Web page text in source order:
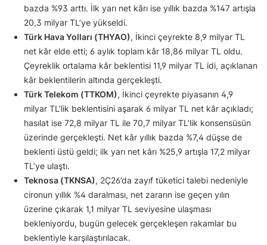
bazda %93 arttı. İlk yarı net kârı ise yıllık bazda %147 artışla
20,3 milyar TL’ye yükseldi.
Türk Hava Yolları (THYAO), İkinci çeyrekte 8,9 milyar TL
net kâr elde etti; 6 aylık toplam kâr 18,86 milyar TL oldu.
Çeyreklik ortalama kâr beklentisi 11,9 milyar TL idi, açıklanan
kâr beklentilerin altında gerçekleşti.
Türk Telekom (TTKOM), İkinci çeyrekte piyasanın 4,9
milyar TL’lik beklentisini aşarak 6 milyar TL net kâr açıkladı;
hasılat ise 72,8 milyar TL ile 70,7 milyar TL’lik konsensüsün
üzerinde gerçekleşti. Net kâr yıllık bazda %7,4 düşse de
beklenti üstü geldi; ilk yarı net kârı %25,9 artışla 17,2 milyar
TL’ye ulaştı.
Teknosa (TKNSA), 2Ç26’da zayıf tüketici talebi nedeniyle
cironun yıllık %4 daralması, net zararın ise geçen yılın
üzerine çıkarak 1,1 milyar TL seviyesine ulaşması
bekleniyordu, bugün gelecek gerçekleşen rakamlar bu
beklentiyle karşılaştırılacak.